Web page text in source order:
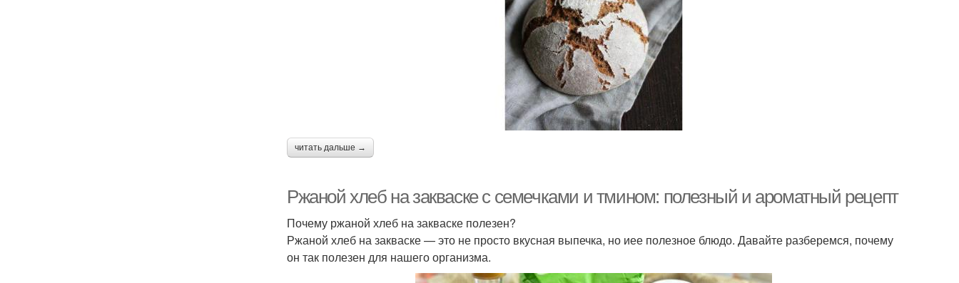
читать дальше →
Ржаной хлеб на закваске с семечками и тмином: полезный и ароматный рецепт
Почему ржаной хлеб на закваске полезен?
Ржаной хлеб на закваске — это не просто вкусная выпечка, но иее полезное блюдо. Давайте разберемся, почему
он так полезен для нашего организма.